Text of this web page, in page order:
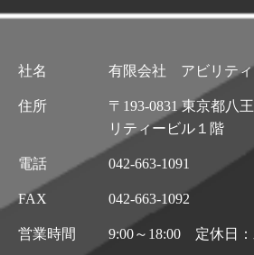
社名 有限会社 アビリティ
住所
〒193-0831 東京都八
リティービル１階
電話 042-663-1091
FAX 042-663-1092
営業時間 9:00～18:00 定休日：